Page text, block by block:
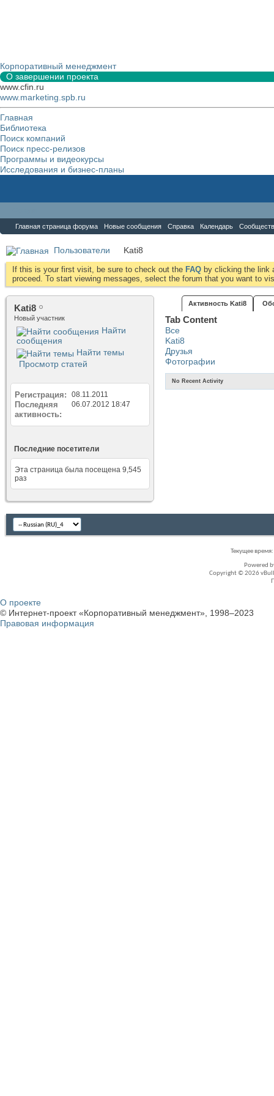
Корпоративный менеджмент
О завершении проекта
www.cfin.ru
www.marketing.spb.ru
Главная
Библиотека
Поиск компаний
Поиск пресс-релизов
Программы и видеокурсы
Исследования и бизнес-планы
Главная страница форума Новые сообщения Справка Календарь
Пользователи Kati8
If this is your first visit, be sure to check out the FAQ by clicking the link
proceed. To start viewing messages, select the forum that you want to
Kati8
Новый участник
Найти
сообщения
Найти темы
Просмотр статей
Регистрация 08.11.2011
Последняя
активность
06.07.2012 18:47
Последние посетители
Эта страница была посещена 9,545
раз
Активность Kati8
Tab Content
Все
Kati8
Друзья
Фотографии
No Recent Activity
Текущее время:
Powered
Copyright © 2026
О проекте
© Интернет-проект «Корпоративный менеджмент», 1998–2023
Правовая информация